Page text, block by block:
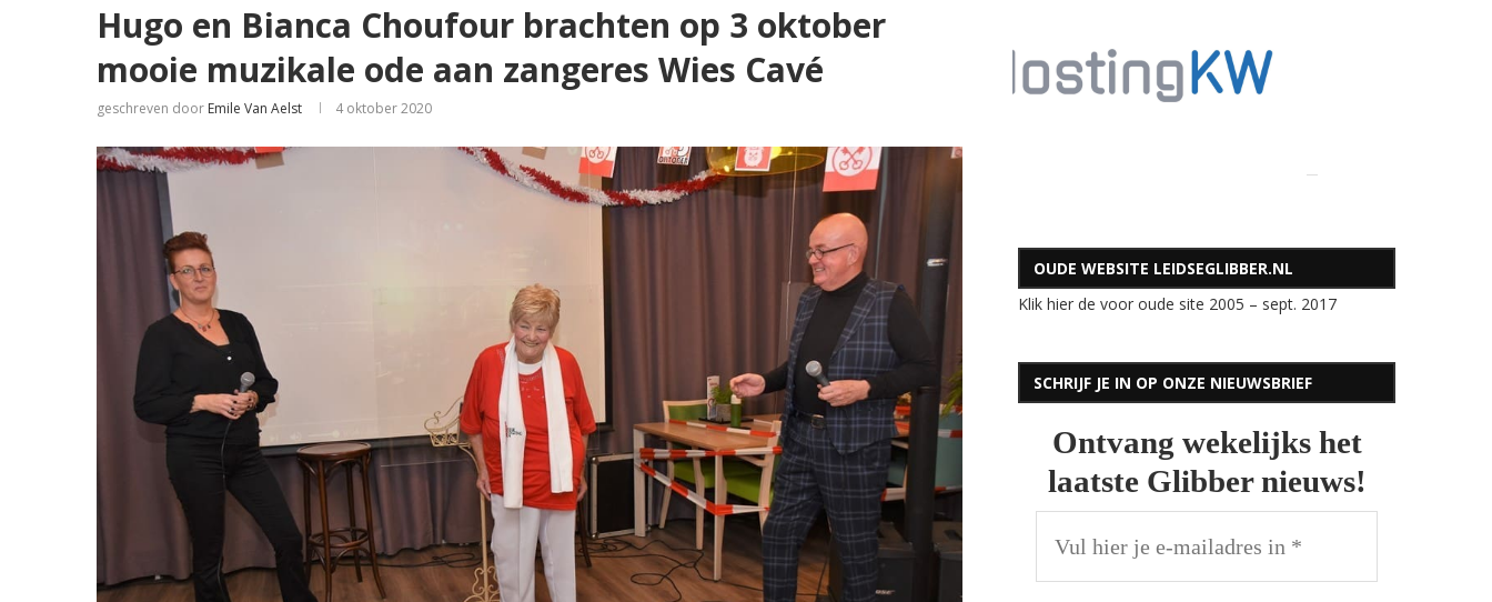
Hugo en Bianca Choufour brachten op 3 oktober
mooie muzikale ode aan zangeres Wies Cavé
geschreven door Emile Van Aelst 4 oktober 2020
OUDE WEBSITE LEIDSEGLIBBER.NL
Klik hier de voor oude site 2005 – sept. 2017
SCHRIJF JE IN OP ONZE NIEUWSBRIEF
Ontvang wekelijks het
laatste Glibber nieuws!